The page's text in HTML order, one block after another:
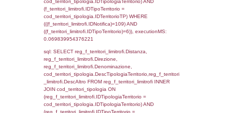
f_territori_limitrofi INNER JOIN
(f_territori_limitrofi.IDTipologiaTerritorio =
cod_territori_tipologia.IDTipologiaTerritorio
f_territori_limitrofi.IDTipoTerritorio =
cod_territori_tipologia.IDTerritorioTP )
((f_territori_limitrofi.IDNotifica) = 109 ) AND
cod_territori_tipologia.IDTerritorioTP = 1)
executionMS: 0.052646160125732